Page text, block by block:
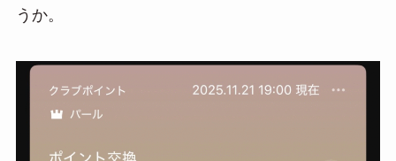
うか。